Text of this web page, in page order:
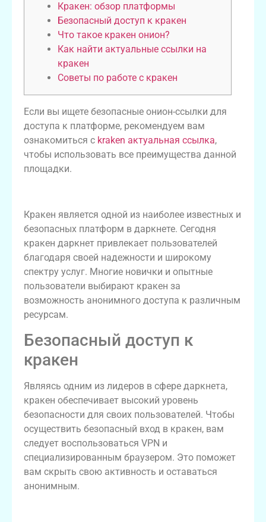
Кракен: обзор платформы
Безопасный доступ к кракен
Что такое кракен онион?
Как найти актуальные ссылки на
кракен
Советы по работе с кракен
Если вы ищете безопасные онион-ссылки для
доступа к платформе, рекомендуем вам
ознакомиться с kraken актуальная ссылка,
чтобы использовать все преимущества данной
площадки.
Кракен является одной из наиболее известных и
безопасных платформ в даркнете. Сегодня
кракен даркнет привлекает пользователей
благодаря своей надежности и широкому
спектру услуг. Многие новички и опытные
пользователи выбирают кракен за
возможность анонимного доступа к различным
ресурсам.
Безопасный доступ к
кракен
Являясь одним из лидеров в сфере даркнета,
кракен обеспечивает высокий уровень
безопасности для своих пользователей. Чтобы
осуществить безопасный вход в кракен, вам
следует воспользоваться VPN и
специализированным браузером. Это поможет
вам скрыть свою активность и оставаться
анонимным.